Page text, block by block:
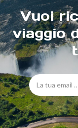
Vuoi
viaggio